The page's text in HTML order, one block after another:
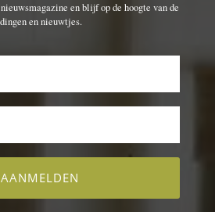
en blijf op de hoogte van de
en nieuwtjes.